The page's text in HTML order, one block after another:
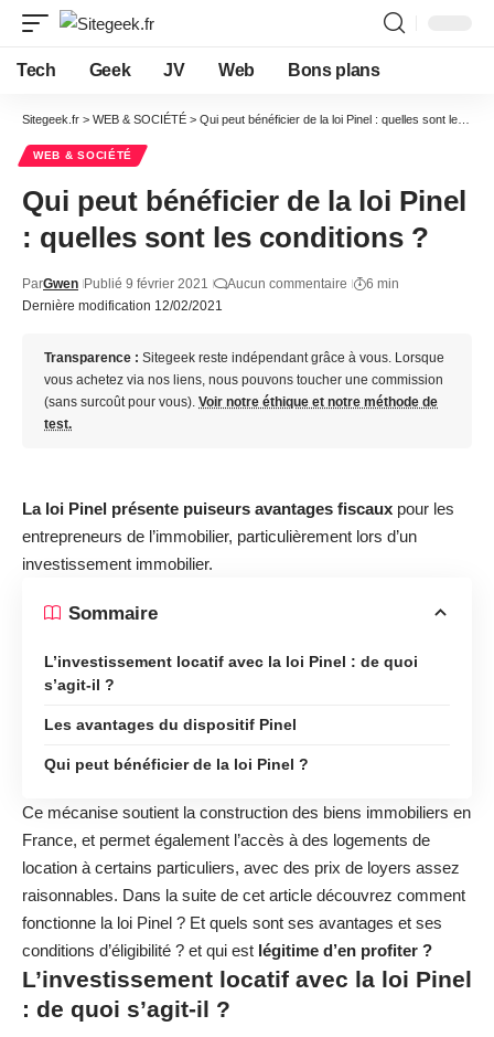
Tech Geek JV Web Bons plans
Sitegeek.fr > WEB & SOCIÉTÉ > Qui peut bénéficier de la loi Pinel : quelles sont les conditions ?
WEB & SOCIÉTÉ
Qui peut bénéficier de la loi Pinel
: quelles sont les conditions ?
Dernière modification 12/02/2021
ParGwen Publié 9 février 2021 Aucun commentaire 6 min
Transparence : Sitegeek reste indépendant grâce à vous. Lorsque
vous achetez via nos liens, nous pouvons toucher une commission
(sans surcoût pour vous). Voir notre éthique et notre méthode de
test.
La loi Pinel présente puiseurs avantages fiscaux pour les
entrepreneurs de l’immobilier, particulièrement lors d’un
investissement immobilier.
Sommaire
L’investissement locatif avec la loi Pinel : de quoi
s’agit-il ?
Les avantages du dispositif Pinel
Qui peut bénéficier de la loi Pinel ?
Ce mécanise soutient la construction des biens immobiliers en
France, et permet également l’accès à des logements de
location à certains particuliers, avec des prix de loyers assez
raisonnables. Dans la suite de cet article découvrez comment
fonctionne la loi Pinel ? Et quels sont ses avantages et ses
conditions d’éligibilité ? et qui est légitime d’en profiter ?
L’investissement locatif avec la loi Pinel
: de quoi s’agit-il ?